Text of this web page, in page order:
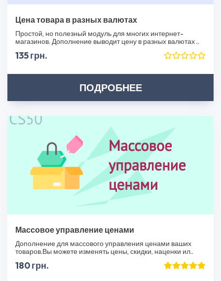
Цена товара в разных валютах
Простой, но полезный модуль для многих интернет-
магазинов. Дополнение выводит цену в разных валютах ..
135 грн.
ПОДРОБНЕЕ
Массовое управление ценами
Дополнение для массового управления ценами ваших
товаров.Вы можете изменять цены, скидки, наценки ил..
180 грн.